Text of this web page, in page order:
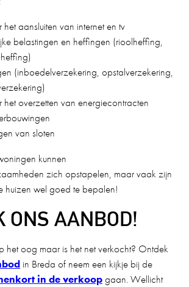
het aansluiten van internet en tv
belastingen en heffingen (rioolheffing,
(inboedelverzekering, opstalverzekering,
het overzetten van energiecontracten
van sloten
kunnen
zich opstapelen, maar vaak zijn
huizen wel goed te bepalen!
ONS AANBOD!
het oog maar is het net verkocht? Ontdek
in Breda of neem een kijkje bij de
in de verkoopgaan. Wellicht